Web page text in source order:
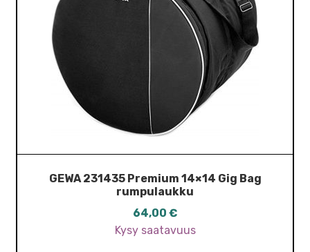
GEWA 231435 Premium 14×14 Gig Bag
rumpulaukku
64,00 €
Kysy saatavuus